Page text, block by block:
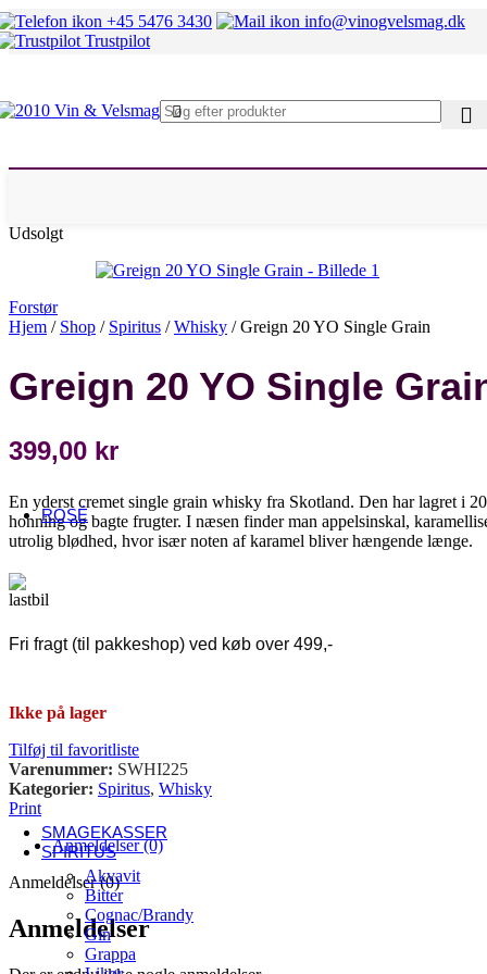
+45 5476 3430
info@vinogvelsmag.dk
Trustpilot
Rheingau
Fransk hvidvin
Bourgogne
Chablis
Alto Adige
Marche
Sicilien
Umbrien
Andre lande
Chile
USA
ROSÉ
Fransk rosé
Italiensk rosé
Abruzzo
Andre lande
Østrig
Spanien
Sydafrika
SMAGEKASSER
SPIRITUS
Akvavit
Bitter
Cognac/Brandy
Gin
Grappa
Udsolgt
Forstør
Hjem / Shop / Spiritus /Whisky /Greign 20 YO Single Grain
Greign 20 YO Single
399,00 kr
En yderst cremet single grain whisky fra Skotland. Den har lagret i
honning og bagte frugter. I næsen finder man appelsinskal,
utrolig blødhed, hvor især noten af karamel bliver hængende længe.
Fri fragt (til pakkeshop) ved køb over 499,-
Ikke på lager
Tilføj til favoritliste
Varenummer: SWHI225
Kategorier: Spiritus, Whisky
Print
Anmeldelser (0)
Anmeldelser (0)
Anmeldelser